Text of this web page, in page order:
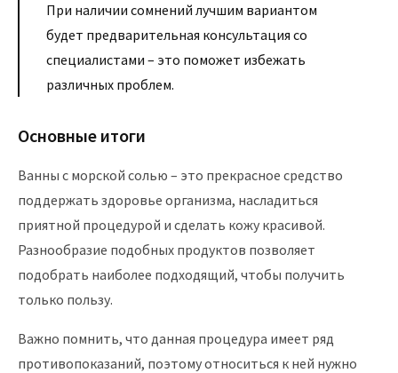
При наличии сомнений лучшим вариантом
будет предварительная консультация со
специалистами – это поможет избежать
различных проблем.
Основные итоги
Ванны с морской солью – это прекрасное средство
поддержать здоровье организма, насладиться
приятной процедурой и сделать кожу красивой.
Разнообразие подобных продуктов позволяет
подобрать наиболее подходящий, чтобы получить
только пользу.
Важно помнить, что данная процедура имеет ряд
противопоказаний, поэтому относиться к ней нужно